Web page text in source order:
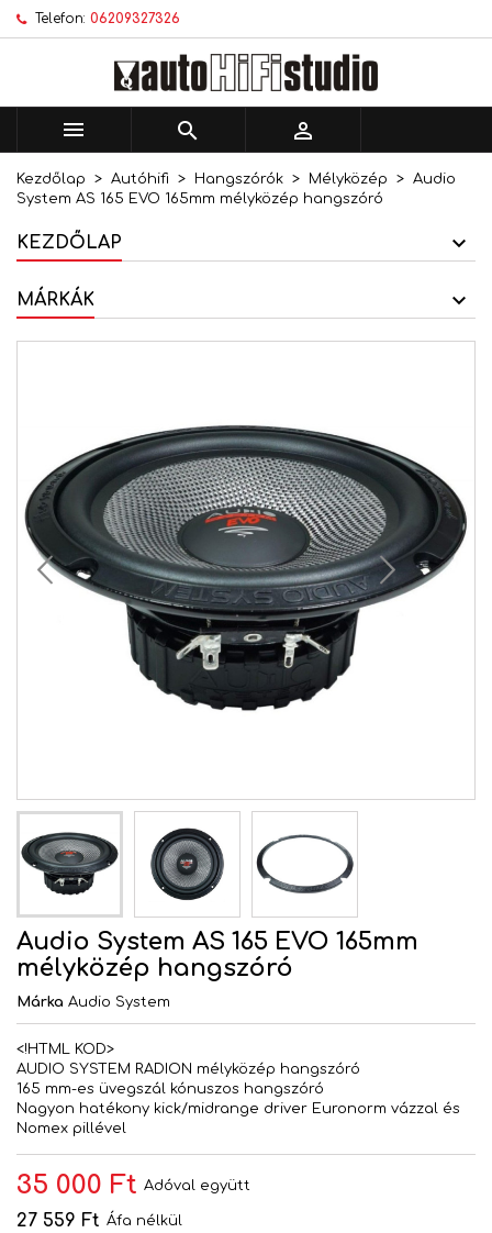
Telefon: 06209327326
  
Kezdőlap Autóhifi Hangszórók Mélyközép
Audio
System AS 165 EVO 165mm mélyközép hangszóró
KEZDŐLAP
MÁRKÁK
Audio System AS 165 EVO 165mm
mélyközép hangszóró
Márka Audio System
<!HTML KOD>
AUDIO SYSTEM RADION mélyközép hangszóró
165 mm-es üvegszál kónuszos hangszóró
Nagyon hatékony kick/midrange driver Euronorm vázzal és
Nomex pillével
35 000 Ft Adóval együtt
27 559 Ft Áfa nélkül
Kívánságlistáim ×
Új lista létrehozása
Kívánságlista létrehozása ×
Kívánságlista neve
Bejelentkezés ×
történő mentéséhez.
Mégsem Bejelentkezés